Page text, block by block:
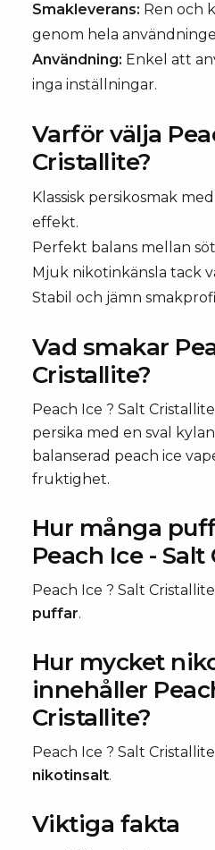
Smakleverans: Ren och
genom hela
Användning: Enkel att
inga inställningar.
Varför välja
Cristallite?
Klassisk persikosmak
effekt.
Perfekt balans mellan
Mjuk nikotinkänsla tack
Stabil och jämn
Vad smakar
Cristallite?
Peach Ice ? Salt
persika med en sval
balanserad peach ice
fruktighet.
Hur många
Peach Ice - Salt
Peach Ice ? Salt
puffar.
Hur mycket
innehåller
Cristallite?
Peach Ice ? Salt
nikotinsalt.
Viktiga fakta